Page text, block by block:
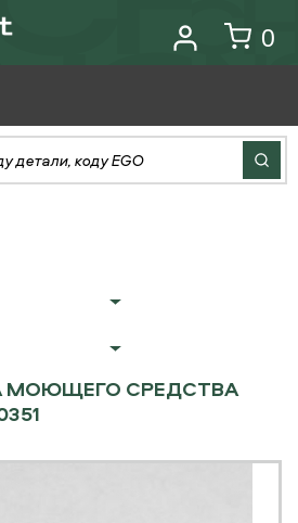
0
МОЮЩЕГО СРЕДСТВА